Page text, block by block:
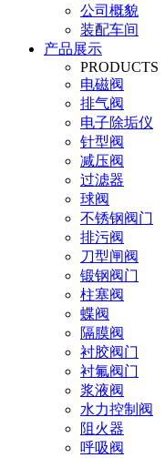
公司概貌
装配车间
产品展示
PRODUCTS
电磁阀
排气阀
电子除垢仪
针型阀
减压阀
过滤器
球阀
不锈钢阀门
排污阀
刀型闸阀
锻钢阀门
柱塞阀
蝶阀
隔膜阀
衬胶阀门
衬氟阀门
浆液阀
水力控制阀
阻火器
呼吸阀